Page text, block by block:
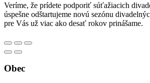
Veríme, že prídete podporiť súťažiacich
úspešne odštartujeme novú sezónu
pre Vás už viac ako desať rokov prinášame.
Obec